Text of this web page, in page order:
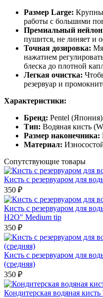
Размер Large:
работы с большими
Премиальный
пушится, не линяет и
Точная дозировка:
нажатием
блеска до плотной
Легкая очистка:
резервуар и
Характеристики:
Бренд: Pentel
Тип: Водяная кисть
Размер наконечника:
Материал:
Сопутствующие товары
Кисть с резервуаром для
350 ₽
Кисть с резервуаром для
H2O" Medium tip
350 ₽
Кисть с резервуаром для
(средняя)
350 ₽
Кондитерская водяная